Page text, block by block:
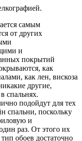
самым
от других
и
покрытий
как
как лен, вискоза
другие,
спальнях.
подойдут для тех
спальни, поскольку
и
раз. От этого их
обоев достаточно